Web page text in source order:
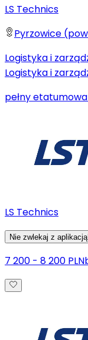
LS Technics
Pyrzowice
Logistyka i
Logistyka i
pełny etat
LS Technics
Nie zwlekaj z
7 200 - 8 200 PLN